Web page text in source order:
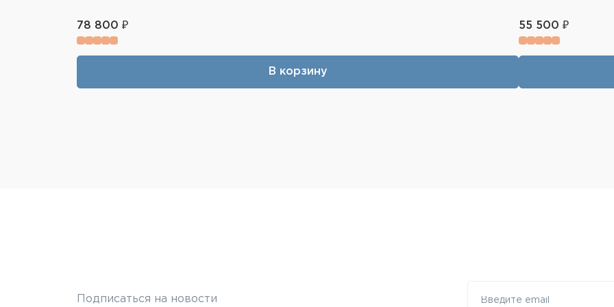
78 800 ₽
В корзину
55 500 ₽
Подписаться на новости